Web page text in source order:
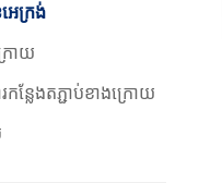
អេក្រង់
រោយ
ន្លែង​តភ្ជាប់​ខាង​ក្រោយ